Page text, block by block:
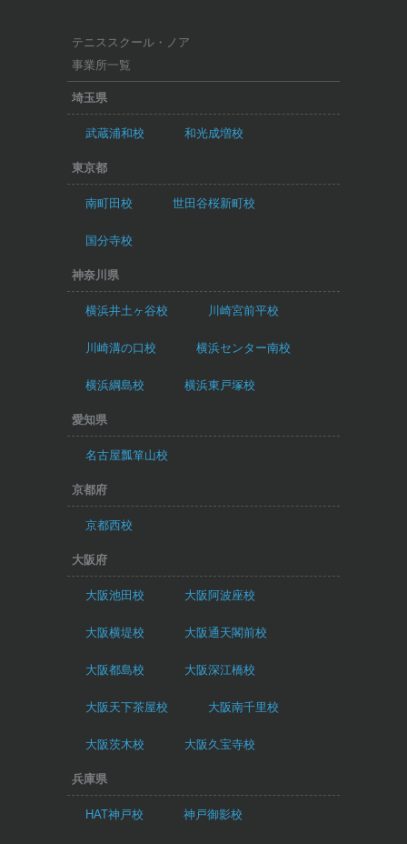
テニススクール・ノア
事業所一覧
埼玉県
武蔵浦和校 和光成増校
東京都
南町田校 世田谷桜新町校
国分寺校
神奈川県
横浜井土ヶ谷校 川崎宮前平校
川崎溝の口校 横浜センター南校
横浜綱島校 横浜東戸塚校
愛知県
名古屋瓢箪山校
京都府
京都西校
大阪府
大阪池田校 大阪阿波座校
大阪横堤校 大阪通天閣前校
大阪都島校 大阪深江橋校
大阪天下茶屋校 大阪南千里校
大阪茨木校 大阪久宝寺校
兵庫県
HAT神戸校 神戸御影校